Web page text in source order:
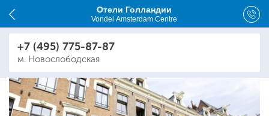
Отели Голландии
Vondel Amsterdam Centre
+7 (495) 775-87-87
м. Новослободская